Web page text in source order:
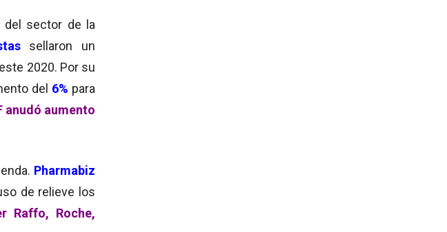
del sector de la
sellaron un
2020. Por su
del 6% para
anudó aumento
Pharmabiz
de relieve los
Raffo, Roche,